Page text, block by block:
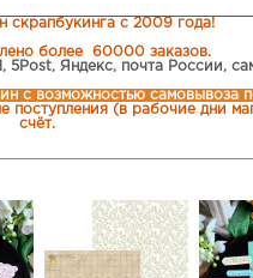
скрапбукинга с 2009 года!
более 60000 заказов.
Яндекс, почта России,
c возможностью самовывоза
поступления (в рабочие дни
счёт.